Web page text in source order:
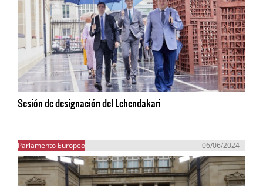
Sesión de designación del Lehendakari
Parlamento Europeo 06/06/2024